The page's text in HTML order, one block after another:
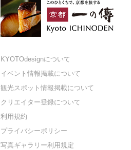
KYOTOdesignについて
イベント情報掲載について
観光スポット情報掲載について
クリエイター登録について
利用規約
プライバシーポリシー
写真ギャラリー利用規定